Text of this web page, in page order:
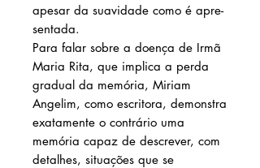
apesar da suavidade como é apre-
sentada.
Para falar sobre a doença de Irmã
Maria Rita, que implica a perda
gradual da memória, Miriam
Angelim, como escritora, demonstra
exatamente o contrário uma
memória capaz de descrever, com
detalhes, situações que se